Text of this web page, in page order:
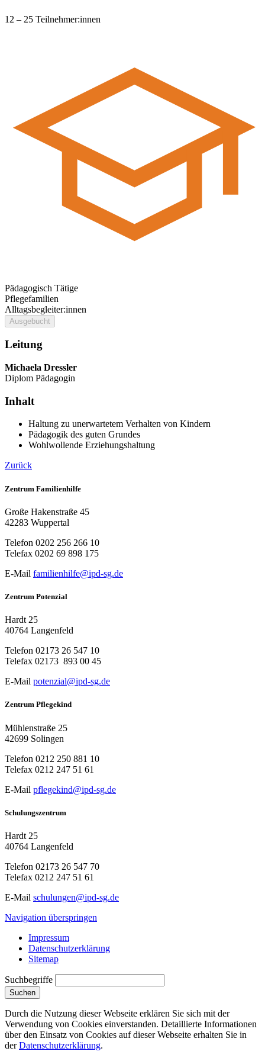
12 – 25 Teilnehmer:innen
Pädagogisch Tätige
Pflegefamilien
Alltagsbegleiter:innen
Ausgebucht
Leitung
Michaela Dressler
Diplom Pädagogin
Inhalt
Haltung zu unerwartetem Verhalten von Kindern
Pädagogik des guten Grundes
Wohlwollende Erziehungshaltung
Zurück
Zentrum Familienhilfe
Große Hakenstraße 45
42283 Wuppertal
Telefon 0202 256 266 10
Telefax 0202 69 898 175
E-Mail familienhilfe@ipd-sg.de
Zentrum Potenzial
Hardt 25
40764 Langenfeld
Telefon 02173 26 547 10
Telefax 02173 893 00 45
E-Mail potenzial@ipd-sg.de
Zentrum Pflegekind
Mühlenstraße 25
42699 Solingen
Telefon 0212 250 881 10
Telefax 0212 247 51 61
E-Mail pflegekind@ipd-sg.de
Schulungszentrum
Hardt 25
40764 Langenfeld
Telefon 02173 26 547 70
Telefax 0212 247 51 61
E-Mail schulungen@ipd-sg.de
Navigation überspringen
Impressum
Datenschutzerklärung
Sitemap
Suchbegriffe
Suchen
Durch die Nutzung dieser Webseite erklären Sie sich mit der
Verwendung von Cookies einverstanden. Detaillierte Informationen
über den Einsatz von Cookies auf dieser Webseite erhalten Sie in
derDatenschutzerklärung.